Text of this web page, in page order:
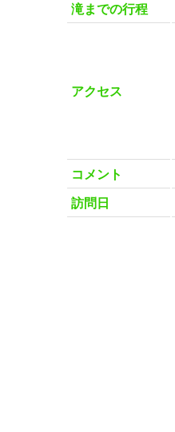
滝までの行程
アクセス
コメント
訪問日